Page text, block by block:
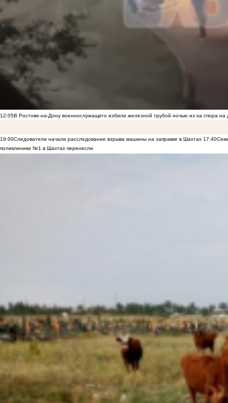
12:05В Ростове-на-Дону военнослужащего избили железной трубой ночью из-за спора на
19:00Следователи начали расследование взрыва машины на заправке в Шахтах 17:40
поликлиники №1 в Шахтах перенесли